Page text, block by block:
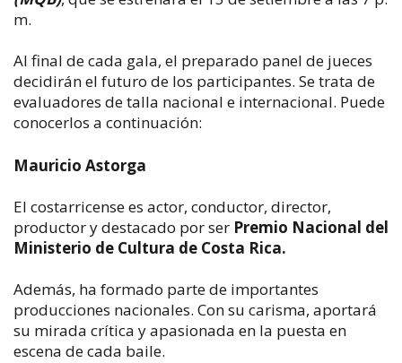
m.
Al final de cada gala, el preparado panel de jueces
decidirán el futuro de los participantes. Se trata de
evaluadores de talla nacional e internacional. Puede
conocerlos a continuación:
Mauricio Astorga
El costarricense es actor, conductor, director,
productor y destacado por ser Premio Nacional del
Ministerio de Cultura de Costa Rica.
Además, ha formado parte de importantes
producciones nacionales. Con su carisma, aportará
su mirada crítica y apasionada en la puesta en
escena de cada baile.